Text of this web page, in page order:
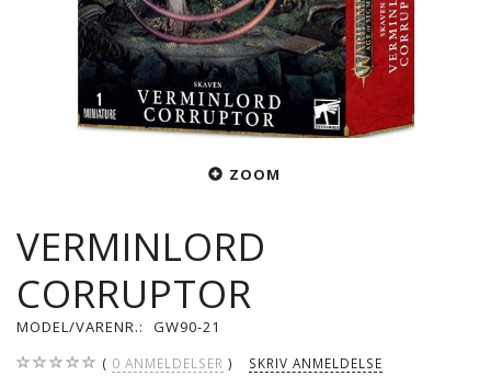
ZOOM
VERMINLORD
CORRUPTOR
MODEL/VARENR.: GW90-21
0 ANMELDELSER SKRIV ANMELDELSE